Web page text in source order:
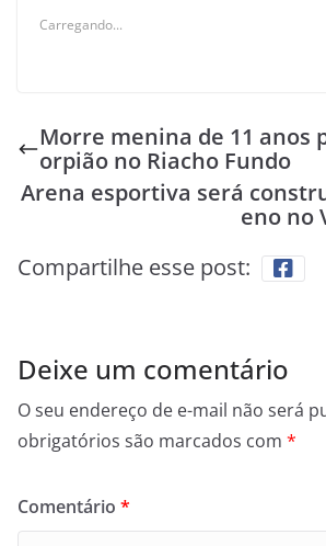
Carregando...
Morre menina de 11 anos
orpião no Riacho Fundo
Arena esportiva será
eno no
Compartilhe esse post:
Deixe um comentário
O seu endereço de e-mail não será
obrigatórios são marcados com *
Comentário *